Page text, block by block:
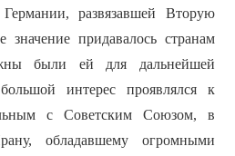
развязавшей Вторую
придавалось странам
были ей для дальнейшей
интерес проявлялся к
с Советским Союзом, в
обладавшему огромными